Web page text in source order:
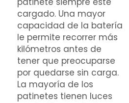
cargado. Una mayor
capacidad de la batería
le permite recorrer más
kilómetros antes de
tener que preocuparse
por quedarse sin carga.
La mayoría de los
patinetes tienen luces